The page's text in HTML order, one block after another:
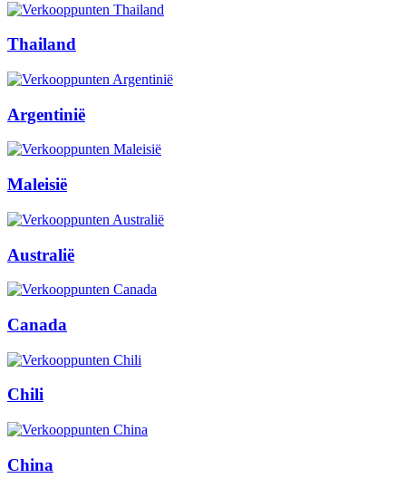
Thailand
Argentinië
Maleisië
Australië
Canada
Chili
China